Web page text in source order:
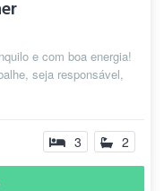
e com boa energia!
seja responsável,
3 2